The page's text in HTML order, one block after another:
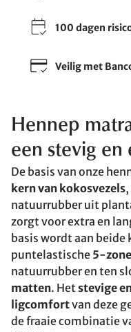
100 dagen
Veilig met
Hennep
een stevig
De basis van onze
kern van kokosvezels
natuurrubber uit
zorgt voor extra en
basis wordt aan beide
puntelastische 5-
natuurrubber en ten
matten. Hetstevige
ligcomfortvan deze
de fraaie combinatie